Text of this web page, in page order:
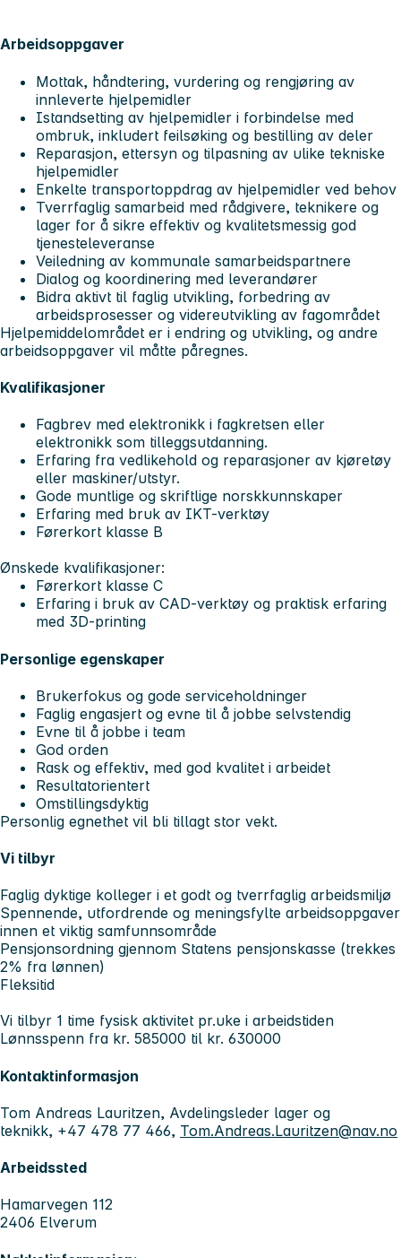
Arbeidsoppgaver
Mottak, håndtering, vurdering og rengjøring av
innleverte hjelpemidler
Istandsetting av hjelpemidler i forbindelse med
ombruk, inkludert feilsøking og bestilling av deler
Reparasjon, ettersyn og tilpasning av ulike tekniske
hjelpemidler
Enkelte transportoppdrag av hjelpemidler ved behov
Tverrfaglig samarbeid med rådgivere, teknikere og
lager for å sikre effektiv og kvalitetsmessig god
tjenesteleveranse
Veiledning av kommunale samarbeidspartnere
Dialog og koordinering med leverandører
Bidra aktivt til faglig utvikling, forbedring av
arbeidsprosesser og videreutvikling av fagområdet
Hjelpemiddelområdet er i endring og utvikling, og andre
arbeidsoppgaver vil måtte påregnes.
Kvalifikasjoner
Fagbrev med elektronikk i fagkretsen eller
elektronikk som tilleggsutdanning.
Erfaring fra vedlikehold og reparasjoner av kjøretøy
eller maskiner/utstyr.
Gode muntlige og skriftlige norskkunnskaper
Erfaring med bruk av IKT-verktøy
Førerkort klasse B
Ønskede kvalifikasjoner:
Førerkort klasse C
Erfaring i bruk av CAD-verktøy og praktisk erfaring
med 3D-printing
Personlige egenskaper
Brukerfokus og gode serviceholdninger
Faglig engasjert og evne til å jobbe selvstendig
Evne til å jobbe i team
God orden
Rask og effektiv, med god kvalitet i arbeidet
Resultatorientert
Omstillingsdyktig
Personlig egnethet vil bli tillagt stor vekt.
Vi tilbyr
Faglig dyktige kolleger i et godt og tverrfaglig arbeidsmiljø
Spennende, utfordrende og meningsfylte arbeidsoppgaver
innen et viktig samfunnsområde
Pensjonsordning gjennom Statens pensjonskasse (trekkes
2% fra lønnen)
Fleksitid
Vi tilbyr 1 time fysisk aktivitet pr.uke i arbeidstiden
Lønnsspenn fra kr. 585000 til kr. 630000
Kontaktinformasjon
Tom Andreas Lauritzen, Avdelingsleder lager og
teknikk, +47 478 77 466, Tom.Andreas.Lauritzen@nav.no
Arbeidssted
Hamarvegen 112
2406 Elverum